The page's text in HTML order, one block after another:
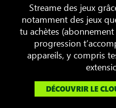
Streame des jeux
notamment des jeux
tu achètes (abonnement
progression
appareils, y compris
DÉCOUVRIR LE